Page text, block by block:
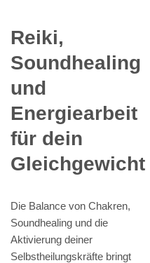
Reiki,
Soundhealing
und
Energiearbeit
für dein
Gleichgewicht
Die Balance von Chakren,
Soundhealing und die
Aktivierung deiner
Selbstheilungskräfte bringt